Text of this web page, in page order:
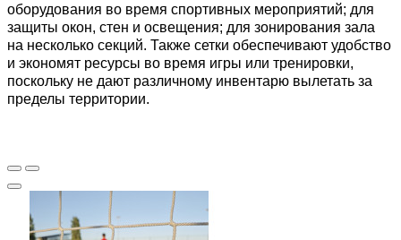
оборудования во время спортивных мероприятий; для
защиты окон, стен и освещения; для зонирования зала
на несколько секций. Также сетки обеспечивают удобство
и экономят ресурсы во время игры или тренировки,
поскольку не дают различному инвентарю вылетать за
пределы территории.